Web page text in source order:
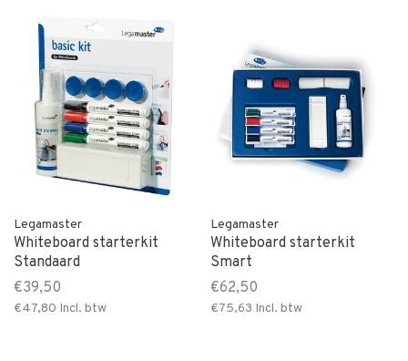
Legamaster
Whiteboard starterkit
Standaard
€39,50
€47,80 Incl. btw
Legamaster
Whiteboard starterkit
Smart
€62,50
€75,63 Incl. btw